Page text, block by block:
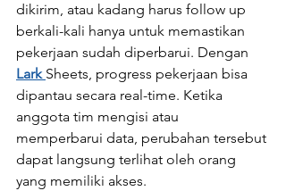
dikirim, atau kadang harus follow up
berkali-kali hanya untuk memastikan
pekerjaan sudah diperbarui. Dengan
Lark Sheets, progress pekerjaan bisa
dipantau secara real-time. Ketika
anggota tim mengisi atau
memperbarui data, perubahan tersebut
dapat langsung terlihat oleh orang
yang memiliki akses.